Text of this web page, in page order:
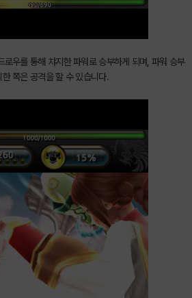
로우를 통해 챠지한 파워로 승부하게 되며, 파워 승부
한 쪽은 공격을 할 수 있습니다.